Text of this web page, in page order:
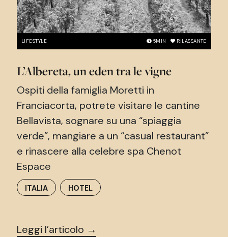
LIFESTYLE 5MIN RILASSANTE
L’Albereta, un eden tra le vigne
Ospiti della famiglia Moretti in
Franciacorta, potrete visitare le cantine
Bellavista, sognare su una “spiaggia
verde”, mangiare a un “casual restaurant”
e rinascere alla celebre spa Chenot
Espace
ITALIA HOTEL
Leggi l’articolo →